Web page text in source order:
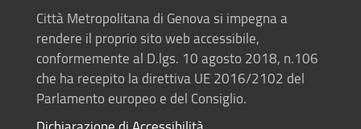
Città Metropolitana di Genova si impegna a
rendere il proprio sito web accessibile,
conformemente al D.lgs. 10 agosto 2018, n.106
che ha recepito la direttiva UE 2016/2102 del
Parlamento europeo e del Consiglio.